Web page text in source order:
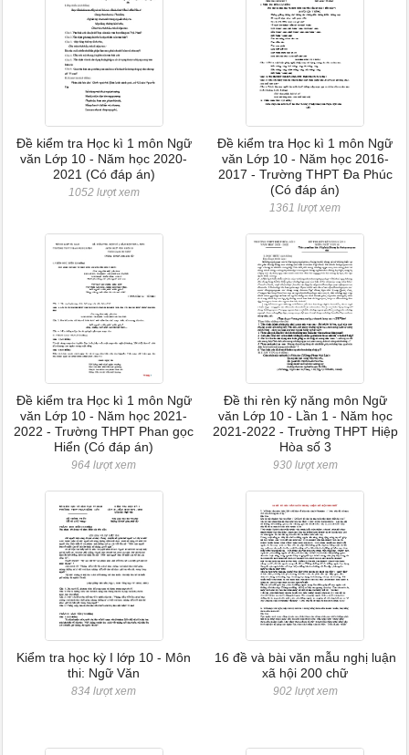
Đề kiểm tra Học kì 1 môn Ngữ
văn Lớp 10 - Năm học 2020-
2021 (Có đáp án)
1052 lượt xem
Đề kiểm tra Học kì 1 môn Ngữ
văn Lớp 10 - Năm học 2016-
2017 - Trường THPT Đa Phúc
(Có đáp án)
1361 lượt xem
Đề kiểm tra Học kì 1 môn Ngữ
văn Lớp 10 - Năm học 2021-
2022 - Trường THPT Phan gọc
Hiển (Có đáp án)
964 lượt xem
Đề thi rèn kỹ năng môn Ngữ
văn Lớp 10 - Lần 1 - Năm học
2021-2022 - Trường THPT Hiệp
Hòa số 3
930 lượt xem
Kiểm tra học kỳ I lớp 10 - Môn
thi: Ngữ Văn
834 lượt xem
16 đề và bài văn mẫu nghị luận
xã hội 200 chữ
902 lượt xem